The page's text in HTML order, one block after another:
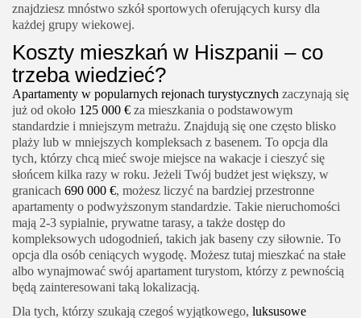
znajdziesz mnóstwo szkół sportowych oferujących kursy dla
każdej grupy wiekowej.
Koszty mieszkań w Hiszpanii – co
trzeba wiedzieć?
Apartamenty w popularnych rejonach turystycznych zaczynają się
już od około 125 000 € za mieszkania o podstawowym
standardzie i mniejszym metrażu. Znajdują się one często blisko
plaży lub w mniejszych kompleksach z basenem. To opcja dla
tych, którzy chcą mieć swoje miejsce na wakacje i cieszyć się
słońcem kilka razy w roku. Jeżeli Twój budżet jest większy, w
granicach 690 000 €, możesz liczyć na bardziej przestronne
apartamenty o podwyższonym standardzie. Takie nieruchomości
mają 2-3 sypialnie, prywatne tarasy, a także dostęp do
kompleksowych udogodnień, takich jak baseny czy siłownie. To
opcja dla osób ceniących wygodę. Możesz tutaj mieszkać na stałe
albo wynajmować swój apartament turystom, którzy z pewnością
będą zainteresowani taką lokalizacją.
Dla tych, którzy szukają czegoś wyjątkowego, luksusowe